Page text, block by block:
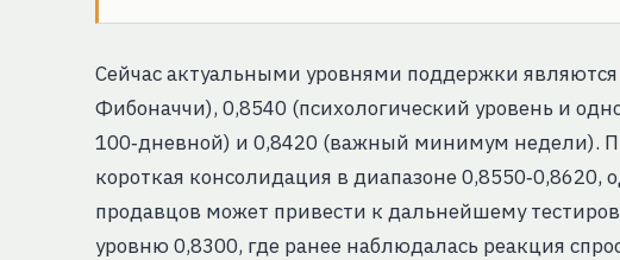
Сейчас актуальными уровнями поддержки
Фибоначчи), 0,8540 (психологический уровень и
100‑дневной) и 0,8420 (важный минимум недели).
короткая консолидация в диапазоне 0,8550‑0,8620,
продавцов может привести к дальнейшему
уровню 0,8300, где ранее наблюдалась реакция